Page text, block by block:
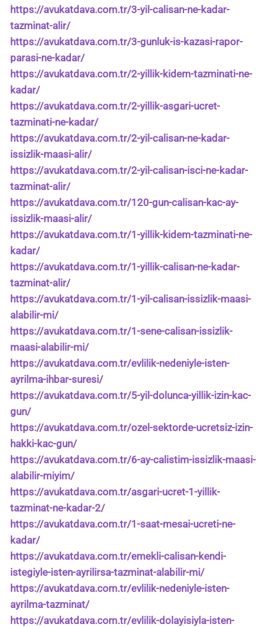
https://avukatdava.com.tr/3-yil-calisan-ne-kadar-
tazminat-alir/
https://avukatdava.com.tr/3-gunluk-is-kazasi-rapor-
parasi-ne-kadar/
https://avukatdava.com.tr/2-yillik-kidem-tazminati-ne-
kadar/
https://avukatdava.com.tr/2-yillik-asgari-ucret-
tazminati-ne-kadar/
https://avukatdava.com.tr/2-yil-calisan-ne-kadar-
issizlik-maasi-alir/
https://avukatdava.com.tr/2-yil-calisan-isci-ne-kadar-
tazminat-alir/
https://avukatdava.com.tr/120-gun-calisan-kac-ay-
issizlik-maasi-alir/
https://avukatdava.com.tr/1-yillik-kidem-tazminati-ne-
kadar/
https://avukatdava.com.tr/1-yillik-calisan-ne-kadar-
tazminat-alir/
https://avukatdava.com.tr/1-yil-calisan-issizlik-maasi-
alabilir-mi/
https://avukatdava.com.tr/1-sene-calisan-issizlik-
maasi-alabilir-mi/
https://avukatdava.com.tr/evlilik-nedeniyle-isten-
ayrilma-ihbar-suresi/
https://avukatdava.com.tr/5-yil-dolunca-yillik-izin-kac-
gun/
https://avukatdava.com.tr/ozel-sektorde-ucretsiz-izin-
hakki-kac-gun/
https://avukatdava.com.tr/6-ay-calistim-issizlik-maasi-
alabilir-miyim/
https://avukatdava.com.tr/asgari-ucret-1-yillik-
tazminat-ne-kadar-2/
https://avukatdava.com.tr/1-saat-mesai-ucreti-ne-
kadar/
https://avukatdava.com.tr/emekli-calisan-kendi-
istegiyle-isten-ayrilirsa-tazminat-alabilir-mi/
https://avukatdava.com.tr/evlilik-nedeniyle-isten-
ayrilma-tazminat/
https://avukatdava.com.tr/evlilik-dolayisiyla-isten-